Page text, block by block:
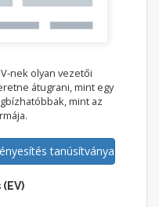
nek olyan vezetői
átugrani, mint egy
mint az
tanúsítványaiban